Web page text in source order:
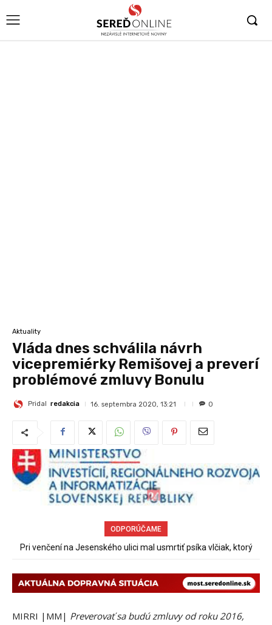
Aktuality
Vláda dnes schválila návrh
vicepremiérky Remišovej a preverí
problémové zmluvy Bonulu
Pridal redakcia 16. septembra 2020, 13:21 0
ODPORÚČAME
Sereď niekedy bola mestom s výborným napojením na
MIRRI |MM| Preverovať sa budú zmluvy od roku 2016,